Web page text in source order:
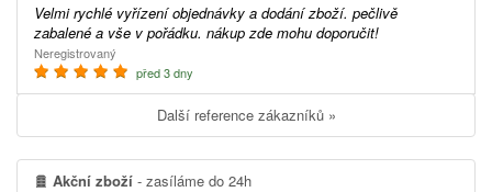
Velmi rychlé vyřízení objednávky a dodání zboží. pečlivě
zabalené a vše v pořádku. nákup zde mohu doporučit!
Neregistrovaný
před 3 dny
Další reference zákazníků »
Akční zboží - zasíláme do 24h